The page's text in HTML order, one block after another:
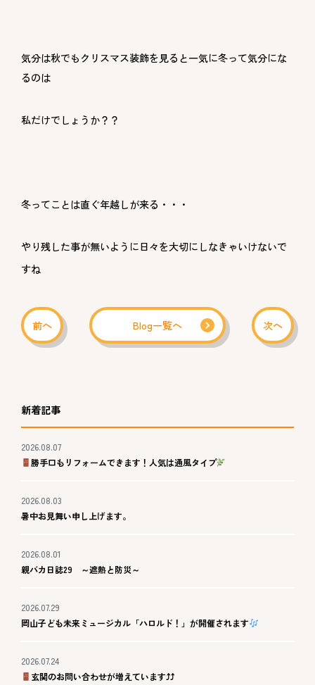
気分は秋でもクリスマス装飾を見ると一気に冬って気分にな
るのは
私だけでしょうか？？
冬ってことは直ぐ年越しが来る・・・
やり残した事が無いように日々を大切にしなきゃいけないで
すね
前へ 次へ
Blog一覧へ
新着記事
2026.08.07
勝手口もリフォームできます！人気は通風タイプ
2026.08.03
暑中お見舞い申し上げます。
2026.08.01
親バカ日誌29 ～遮熱と防災～
2026.07.29
岡山子ども未来ミュージカル「ハロルド！」が開催されます
2026.07.24
玄関のお問い合わせが増えています⤴⤴